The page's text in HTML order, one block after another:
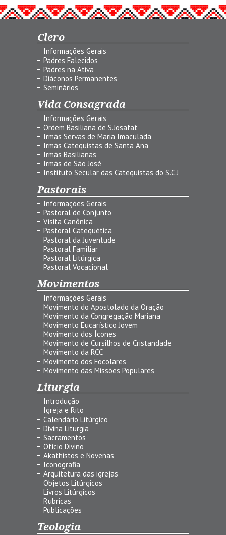
Clero
Informações Gerais
Padres Falecidos
Padres na Ativa
Diáconos Permanentes
Seminários
Vida Consagrada
Informações Gerais
Ordem Basiliana de S.Josafat
Irmãs Servas de Maria Imaculada
Irmãs Catequistas de Santa Ana
Irmãs Basilianas
Irmãs de São José
Instituto Secular das Catequistas do S.C.J
Pastorais
Informações Gerais
Pastoral de Conjunto
Visita Canônica
Pastoral Catequética
Pastoral da Juventude
Pastoral Familiar
Pastoral Litúrgica
Pastoral Vocacional
Movimentos
Informações Gerais
Movimento do Apostolado da Oração
Movimento da Congregação Mariana
Movimento Eucarístico Jovem
Movimento dos Ícones
Movimento de Cursilhos de Cristandade
Movimento da RCC
Movimento dos Focolares
Movimento das Missões Populares
Liturgia
Introdução
Igreja e Rito
Calendário Litúrgico
Divina Liturgia
Sacramentos
Ofício Divino
Akathistos e Novenas
Iconografia
Arquitetura das igrejas
Objetos Litúrgicos
Livros Litúrgicos
Rubricas
Publicações
Teologia